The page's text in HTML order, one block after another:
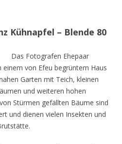
Kühnapfel – Blende 80
Das Fotografen Ehepaar
von Efeu begrüntem Haus
Garten mit Teich, kleinen
und weiteren hohen
Stürmen gefällten Bäume sind
und dienen vielen Insekten und